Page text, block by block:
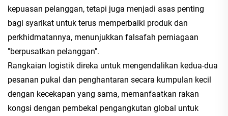
kepuasan pelanggan, tetapi juga menjadi asas penting
bagi syarikat untuk terus memperbaiki produk dan
perkhidmatannya, menunjukkan falsafah perniagaan
"berpusatkan pelanggan".
Rangkaian logistik direka untuk mengendalikan kedua-dua
pesanan pukal dan penghantaran secara kumpulan kecil
dengan kecekapan yang sama, memanfaatkan rakan
kongsi dengan pembekal pengangkutan global untuk